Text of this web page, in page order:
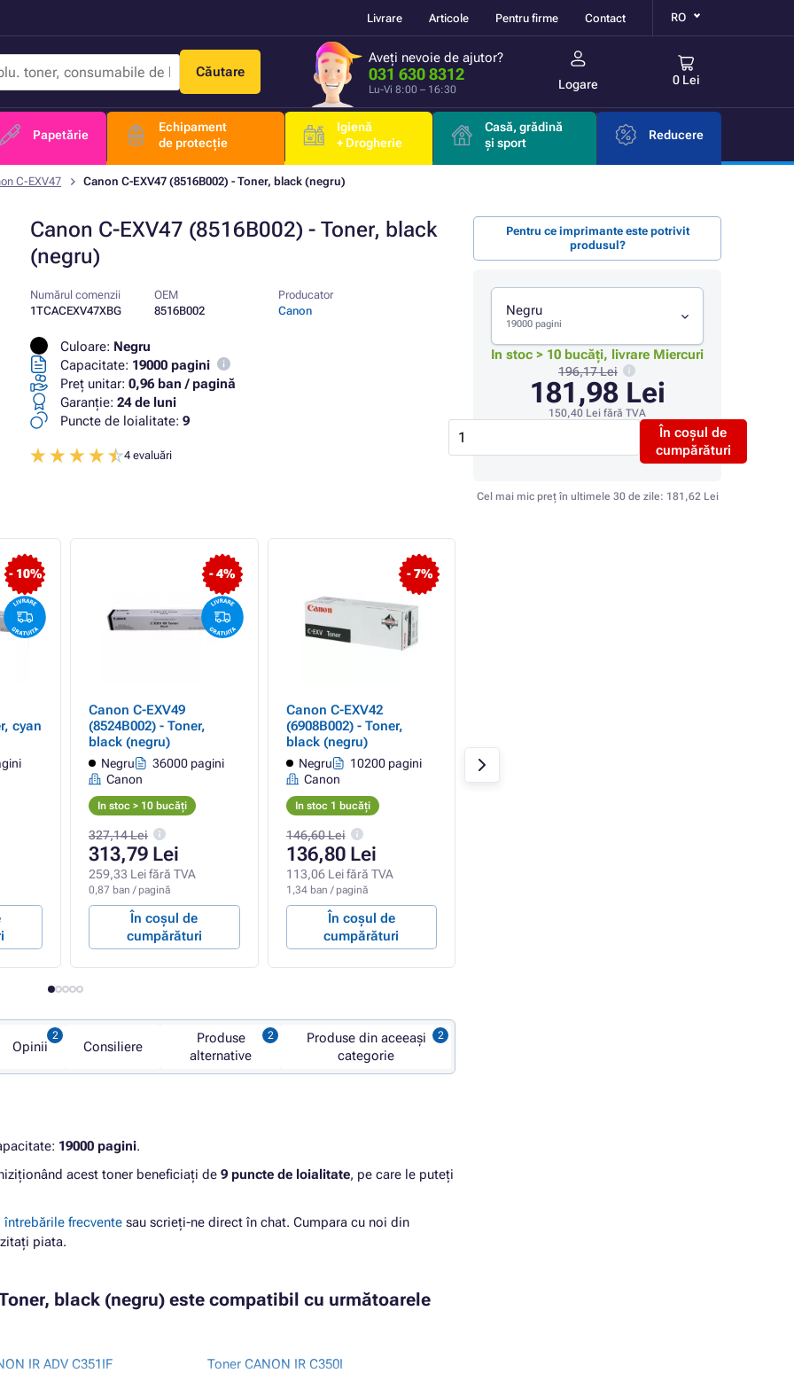
Livrare Articole Pentru firme Contact RO
Căutare
Aveți nevoie de ajutor?
031 630 8312
Lu-Vi 8:00 – 16:30 Logare 0 Lei
Papetărie
Echipament
de protecție
Igienă
+ Drogherie
Casă, grădină
și sport
Reducere
C-EXV47 Canon C-EXV47 (8516B002) - Toner, black (negru)
Canon C-EXV47 (8516B002) - Toner, black
(negru)
Numărul comenzii
1TCACEXV47XBG
OEM
8516B002
Producator
Canon
Culoare: Negru
Capacitate: 19000 pagini
Preț unitar: 0,96 ban / pagină
Garanţie: 24 de luni
Puncte de loialitate: 9
4 evaluări
Pentru ce imprimante este potrivit
produsul?
Negru
19000 pagini
In stoc > 10 bucăți, livrare Miercuri
196,17 Lei
181,98 Lei
150,40 Lei fără TVA
În coșul de
cumpărături
Cel mai mic preț în ultimele 30 de zile: 181,62 Lei
- 10%
cyan
- 4%
Canon C-EXV49
(8524B002) - Toner,
black (negru)
Negru
36000 pagini
Canon
In stoc > 10 bucăți
327,14 Lei
313,79 Lei
259,33 Lei fără TVA
0,87 ban / pagină
În coșul de
cumpărături
- 7%
Canon C-EXV42
(6908B002) - Toner,
black (negru)
Negru
10200 pagini
Canon
In stoc 1 bucăți
146,60 Lei
136,80 Lei
113,06 Lei fără TVA
1,34 ban / pagină
În coșul de
cumpărături
Opinii Consiliere
Produse
alternative
Produse din aceeași
categorie
19000 pagini.
acest toner beneficiați de 9 puncte de loialitate, pe care le puteți
întrebările frecvente sau scrieți-ne direct în chat. Cumpara cu noi din
piata.
black (negru) este compatibil cu următoarele
IR ADV C351IF
Toner CANON IR C350I